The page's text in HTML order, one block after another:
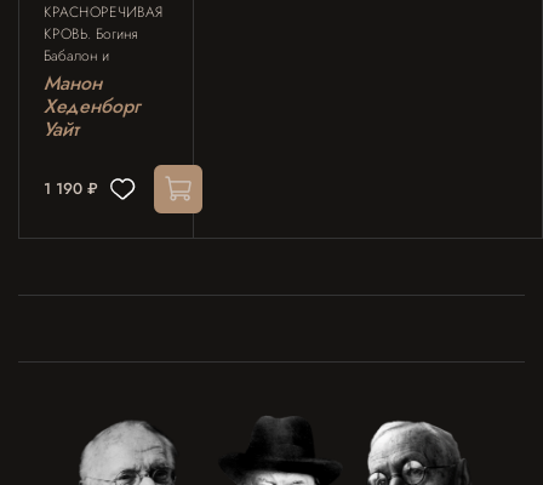
КРАСНОРЕЧИВАЯ
КРОВЬ. Богиня
Бабалон и
формирование
женственности в
западном
эзотеризме
Манон
Хеденборг
Уайт
1 190 ₽